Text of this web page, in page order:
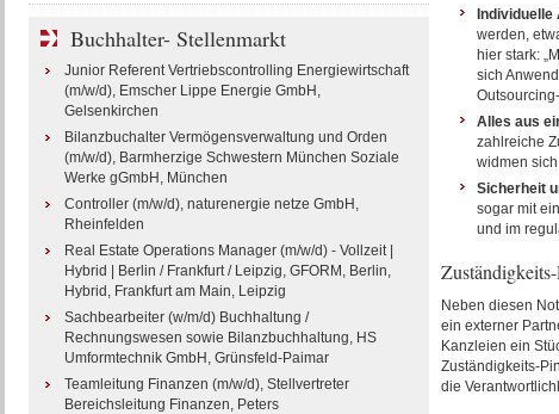
werden,
hier stark:
sich
Alles aus
zahlreiche
widmen
Sicherheit
sogar mit
und im
Neben diesen
ein externer
Kanzleien ein
Zuständigkeits-
die
Buchhalter- Stellenmarkt
Junior Referent Vertriebscontrolling Energiewirtschaft
(m/w/d), Emscher Lippe Energie GmbH,
Gelsenkirchen
Bilanzbuchalter Vermögensverwaltung und Orden
(m/w/d), Barmherzige Schwestern München Soziale
Werke gGmbH, München
Controller (m/w/d), naturenergie netze GmbH,
Rheinfelden
Real Estate Operations Manager (m/w/d) - Vollzeit |
Hybrid | Berlin / Frankfurt / Leipzig, GFORM, Berlin,
Hybrid, Frankfurt am Main, Leipzig
Sachbearbeiter (w/m/d) Buchhaltung /
Rechnungswesen sowie Bilanzbuchhaltung, HS
Umformtechnik GmbH, Grünsfeld-Paimar
Teamleitung Finanzen (m/w/d), Stellvertreter
Bereichsleitung Finanzen, Peters